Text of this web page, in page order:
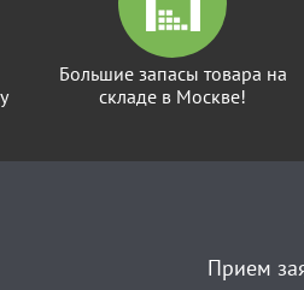
Большие запасы товара на
складе в Москве!
Прием